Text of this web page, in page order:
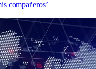
compañeros’